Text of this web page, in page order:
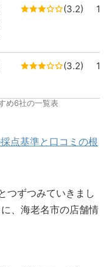
(3.2) 1
(3.2) 1
め6社の一覧表
点基準と口コミの根
つずつみていきまし
、海老名市の店舗情